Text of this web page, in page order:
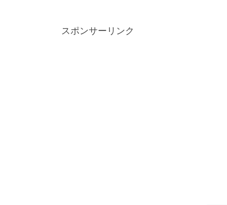
スポンサーリンク